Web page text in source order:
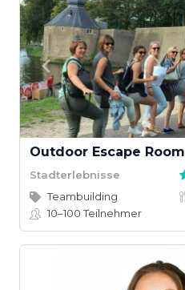
Outdoor Escape Room
Stadterlebnisse
Teambuilding
10–100Teilnehmer